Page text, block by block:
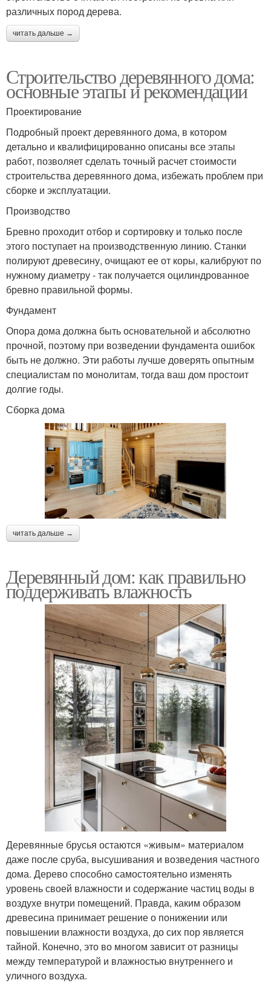
различных пород дерева.
читать дальше →
Строительство деревянного дома:
основные этапы и рекомендации
Проектирование
Подробный проект деревянного дома, в котором
детально и квалифицированно описаны все этапы
работ, позволяет сделать точный расчет стоимости
строительства деревянного дома, избежать проблем при
сборке и эксплуатации.
Производство
Бревно проходит отбор и сортировку и только после
этого поступает на производственную линию. Станки
полируют древесину, очищают ее от коры, калибруют по
нужному диаметру - так получается оцилиндрованное
бревно правильной формы.
Фундамент
Опора дома должна быть основательной и абсолютно
прочной, поэтому при возведении фундамента ошибок
быть не должно. Эти работы лучше доверять опытным
специалистам по монолитам, тогда ваш дом простоит
долгие годы.
Сборка дома
читать дальше →
Деревянный дом: как правильно
поддерживать влажность
Деревянные брусья остаются «живым» материалом
даже после сруба, высушивания и возведения частного
дома. Дерево способно самостоятельно изменять
уровень своей влажности и содержание частиц воды в
воздухе внутри помещений. Правда, каким образом
древесина принимает решение о понижении или
повышении влажности воздуха, до сих пор является
тайной. Конечно, это во многом зависит от разницы
между температурой и влажностью внутреннего и
уличного воздуха.